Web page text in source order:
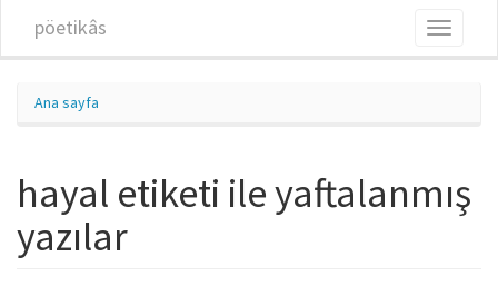
pöetikâs
Toggle
Ana sayfa
hayal etiketi ile yaftalanmış
yazılar